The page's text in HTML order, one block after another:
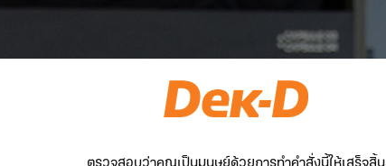
ตรวจสอบว่าคุณเป็นมนุษย์ด้วยการทำคำสั่งนี้ให้เสร็จสิ้น